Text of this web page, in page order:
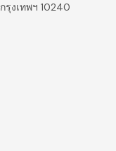
งเทพฯ 10240